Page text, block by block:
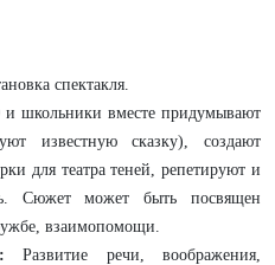
спектакля.
школьники вместе придумывают
известную сказку), создают
для театра теней, репетируют и
Сюжет может быть посвящен
взаимопомощи.
Развитие речи, воображения,